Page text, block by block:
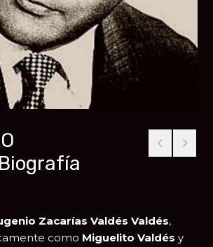
Zacarías Valdés Valdés,
como Miguelito Valdés y